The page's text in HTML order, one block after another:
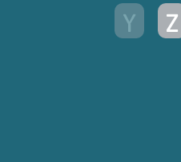
Y
Z